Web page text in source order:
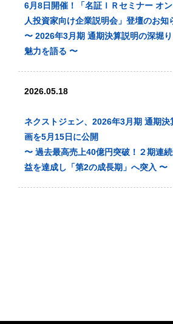
6月8日開催！「名証ＩＲセミナー オ
人投資家向け企業説明会」登壇のお知
〜 2026年3月期 通期決算説明の深堀
魅力を語る 〜
2026.05.18
ネクストジェン、2026年3月期 通期決
画を5月15日に公開
〜 過去最高売上40億円突破！２期連
益を達成し「第2の成長期」へ突入 〜